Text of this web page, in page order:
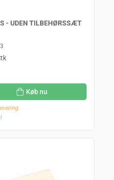
- UDEN TILBEHØRSSÆT
Køb nu